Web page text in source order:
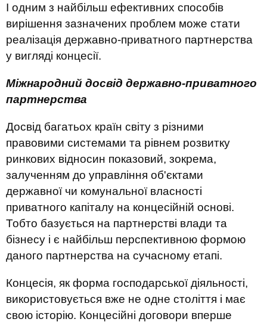
І одним з найбільш ефективних способів
вирішення зазначених проблем може стати
реалізація державно-приватного партнерства
у вигляді концесії.
Міжнародний досвід державно-приватного
партнерства
Досвід багатьох країн світу з різними
правовими системами та рівнем розвитку
ринкових відносин показовий, зокрема,
залученням до управління об'єктами
державної чи комунальної власності
приватного капіталу на концесійній основі.
Тобто базується на партнерстві влади та
бізнесу і є найбільш перспективною формою
даного партнерства на сучасному етапі.
Концесія, як форма господарської діяльності,
використовується вже не одне століття і має
свою історію. Концесійні договори вперше